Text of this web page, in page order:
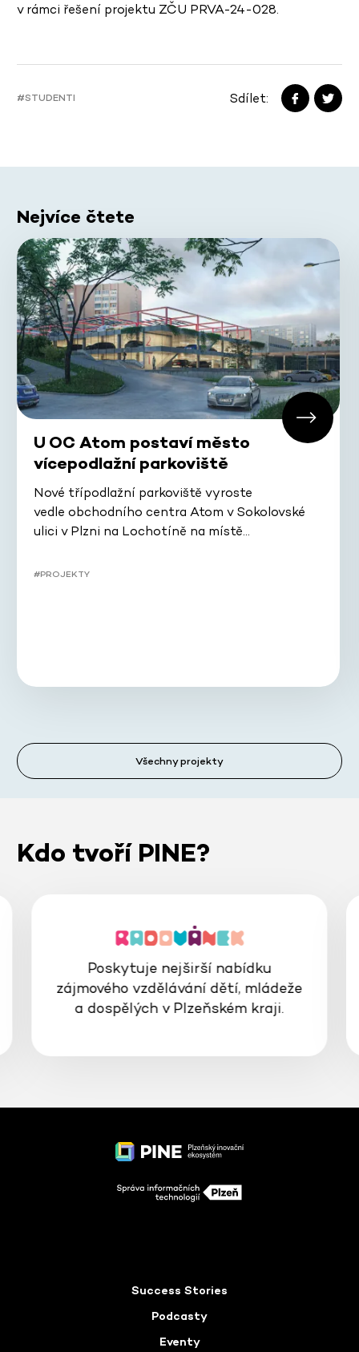
v rámci řešení projektu ZČU PRVA-24-028.
#STUDENTI Sdílet:
Nejvíce čtete
U OC Atom postaví město
vícepodlažní parkoviště
Nové třípodlažní parkoviště vyroste
vedle obchodního centra Atom v Sokolovské
ulici v Plzni na Lochotíně na místě…
#PROJEKTY
Všechny projekty
Kdo tvoří PINE?
Poskytuje nejširší nabídku
zájmového vzdělávání dětí, mládeže
a dospělých v Plzeňském kraji.
Success Stories
Podcasty
Eventy